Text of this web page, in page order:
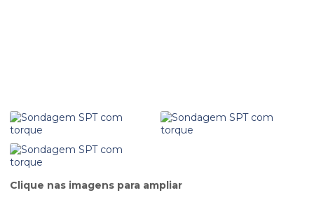
Clique nas imagens para ampliar